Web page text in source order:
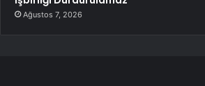
Ağustos 7, 2026